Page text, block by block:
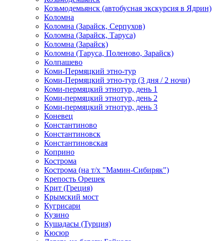
Козьмодемьянск (автобусная экскурсия в Ядрин)
Коломна
Коломна (Зарайск, Серпухов)
Коломна (Зарайск, Таруса)
Коломна (Зарайск)
Коломна (Таруса, Поленово, Зарайск)
Колпашево
Коми-Пермяцкий этно-тур
Коми-Пермяцкий этно-тур (3 дня / 2 ночи)
Коми-пермяцкий этнотур, день 1
Коми-пермяцкий этнотур, день 2
Коми-пермяцкий этнотур, день 3
Коневец
Константиново
Константиновск
Константиновская
Коприно
Кострома
Кострома (на т/х "Мамин-Сибиряк")
Крепость Орешек
Крит (Греция)
Крымский мост
Кугрисари
Кузино
Кушадасы (Турция)
Кюсюр